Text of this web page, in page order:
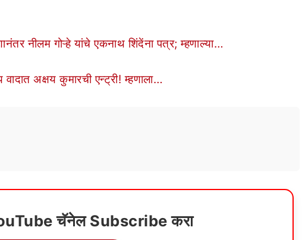
नीलम गोऱ्हे यांचे एकनाथ शिंदेंना पत्र; म्हणाल्या…
वादात अक्षय कुमारची एन्ट्री! म्हणाला…
चॅनेल Subscribe करा